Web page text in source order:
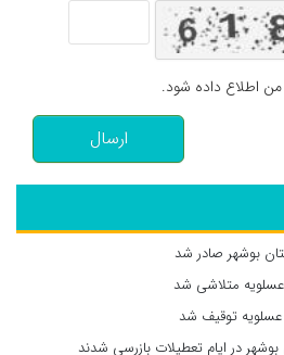
من اطلاع داده شود.
ارسال
بوشهر صادر شد
عسلویه توقیف شد
در ایام تعطیلات بازرسی شدند